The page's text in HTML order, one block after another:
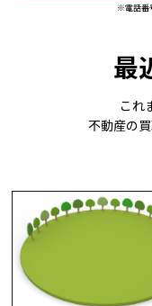
※電話番
最
これ
不動産の